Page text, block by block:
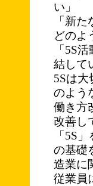
い」
「新
どのよ
「5S
結して
5Sは
のよう
働き方
改善し
「5S
の基礎
造業に
従業員